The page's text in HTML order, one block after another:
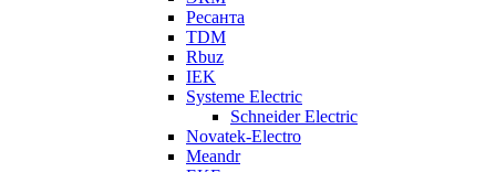
Ресанта
TDM
Rbuz
IEK
Systeme Electric
Schneider Electric
Novatek-Electro
Meandr